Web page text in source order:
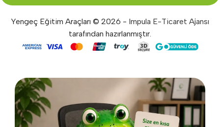
Yengeç Eğitim Araçları © 2026 - Impula E-Ticaret Ajansı
tarafından hazırlanmıştır.